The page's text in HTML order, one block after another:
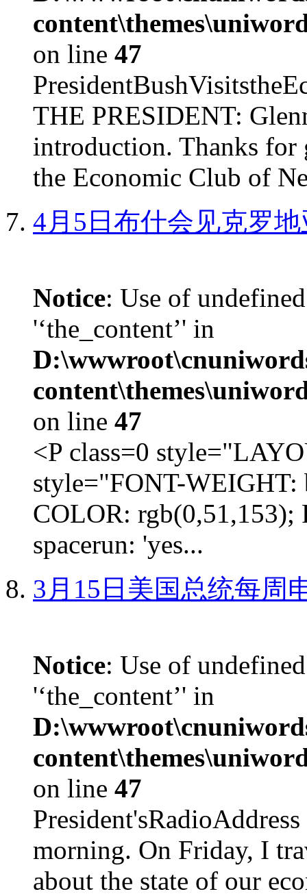
on line 47
THE PRESIDENT:
introduction. Thanks for
the Economic Club of
4月5日布什会见克罗
Notice: Use of
'‘the_content’' in
on line 47
<P class=0
style="FONT-
COLOR:
spacerun: 'yes...
3月15日美国总统每周
Notice: Use of
'‘the_content’' in
on line 47
morning. On Friday, I
about the state of our